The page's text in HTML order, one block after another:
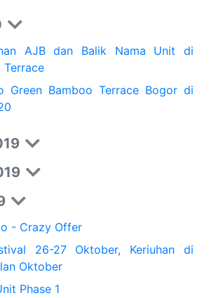
AJB dan Balik Nama Unit di
Terrace
Green Bamboo Terrace Bogor di
- Crazy Offer
26-27 Oktober, Keriuhan di
Oktober
Phase 1